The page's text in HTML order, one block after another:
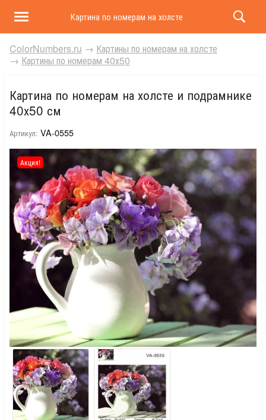
Картина по номерам на холсте и подрамнике 40х50
ColorNumbers.ru → Картины по номерам на холсте
→ Картины по номерам 40х50
Картина по номерам на холсте и подрамнике
40х50 см
Артикул: VA-0555
Акция!